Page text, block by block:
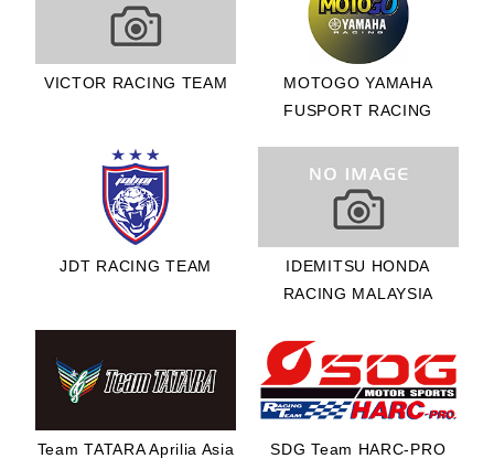
RACE2
手/Team
TATARA Aprilia
Asia
手/SWIFT
GROW RACING
RACING TEAM
12位 SHOGO
手/Team
VICTOR RACING TEAM
MOTOGO YAMAHA
FUSPORT RACING
JDT RACING TEAM
IDEMITSU HONDA
RACING MALAYSIA
Team TATARA Aprilia Asia
SDG Team HARC-PRO